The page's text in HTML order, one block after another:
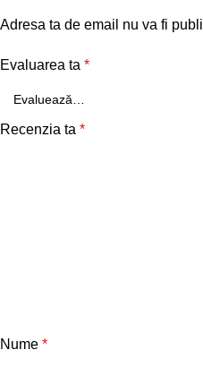
Adresa ta de email nu va fi
Evaluarea ta *
Recenzia ta *
Nume *